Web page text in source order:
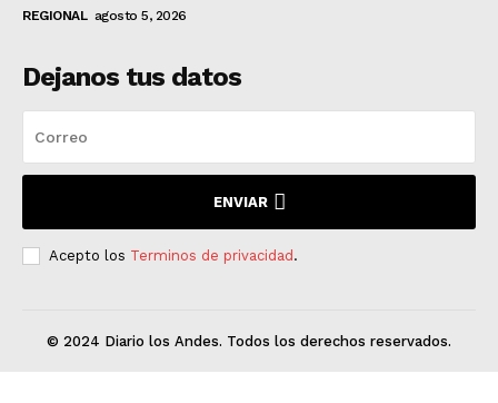
REGIONAL agosto 5, 2026
Dejanos tus datos
ENVIAR
Acepto los Terminos de privacidad .
© 2024 Diario los Andes. Todos los derechos reservados.